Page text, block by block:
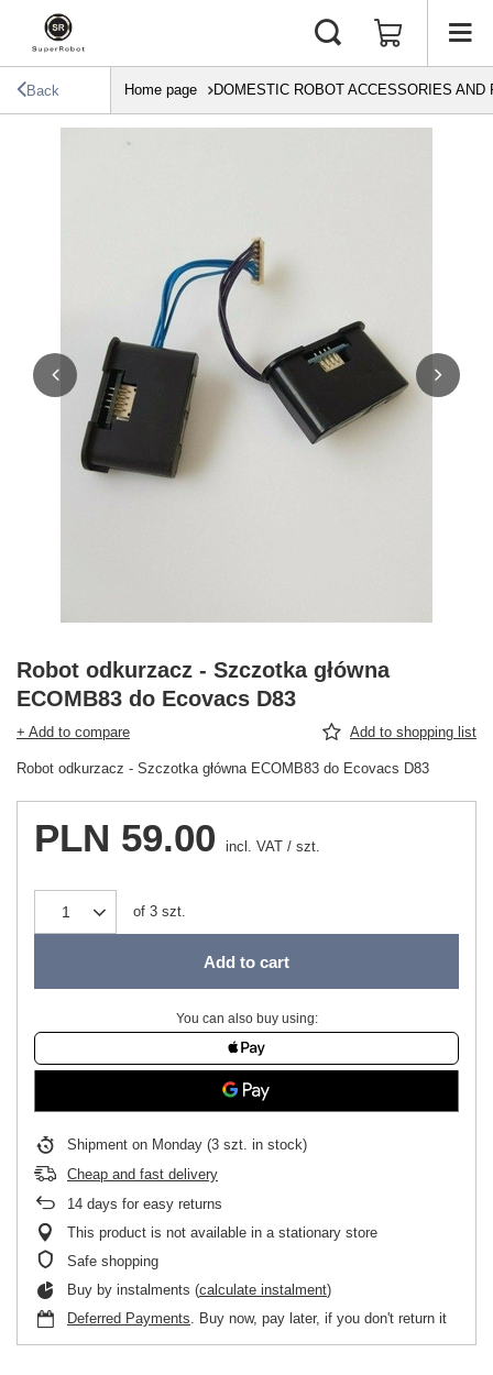
Back Home page DOMESTIC ROBOT ACCESSORIES AND
Robot odkurzacz - Szczotka główna
ECOMB83 do Ecovacs D83
+ Add to compare Add to shopping list
Robot odkurzacz - Szczotka główna ECOMB83 do Ecovacs D83
PLN 59.00 incl. VAT / szt.
of 3 szt.
Add to cart
You can also buy using:
Shipment on Monday (3 szt. in stock)
Cheap and fast delivery
14 days for easy returns
This product is not available in a stationary store
Safe shopping
Buy by instalments (calculate instalment)
Deferred Payments. Buy now, pay later, if you don't return it